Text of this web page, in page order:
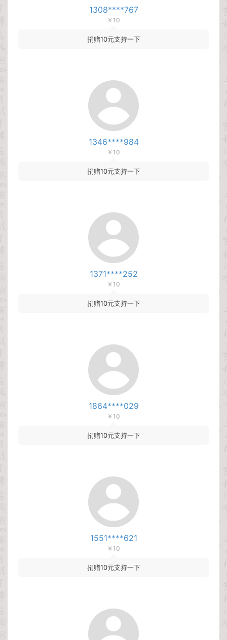
1308****767
￥10
捐赠10元支持一下
1346****984
￥10
捐赠10元支持一下
1371****252
￥10
捐赠10元支持一下
1864****029
￥10
捐赠10元支持一下
1551****621
￥10
捐赠10元支持一下